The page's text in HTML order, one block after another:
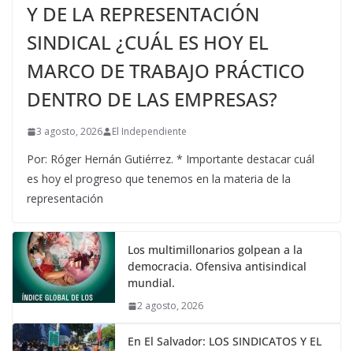
Y DE LA REPRESENTACIÓN
SINDICAL ¿CUÁL ES HOY EL
MARCO DE TRABAJO PRÁCTICO
DENTRO DE LAS EMPRESAS?
3 agosto, 2026 El Independiente
Por: Róger Hernán Gutiérrez. * Importante destacar cuál
es hoy el progreso que tenemos en la materia de la
representación
Los multimillonarios golpean a la
democracia. Ofensiva antisindical
mundial.
2 agosto, 2026
En El Salvador: LOS SINDICATOS Y EL